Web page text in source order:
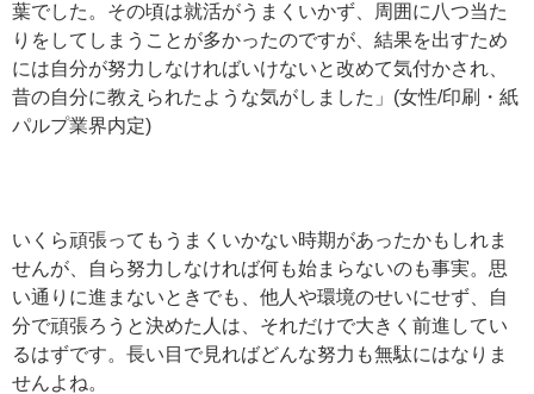
葉でした。その頃は就活がうまくいかず、周囲に八つ当た
りをしてしまうことが多かったのですが、結果を出すため
には自分が努力しなければいけないと改めて気付かされ、
昔の自分に教えられたような気がしました」(女性/印刷・紙
パルプ業界内定)
いくら頑張ってもうまくいかない時期があったかもしれま
せんが、自ら努力しなければ何も始まらないのも事実。思
い通りに進まないときでも、他人や環境のせいにせず、自
分で頑張ろうと決めた人は、それだけで大きく前進してい
るはずです。長い目で見ればどんな努力も無駄にはなりま
せんよね。